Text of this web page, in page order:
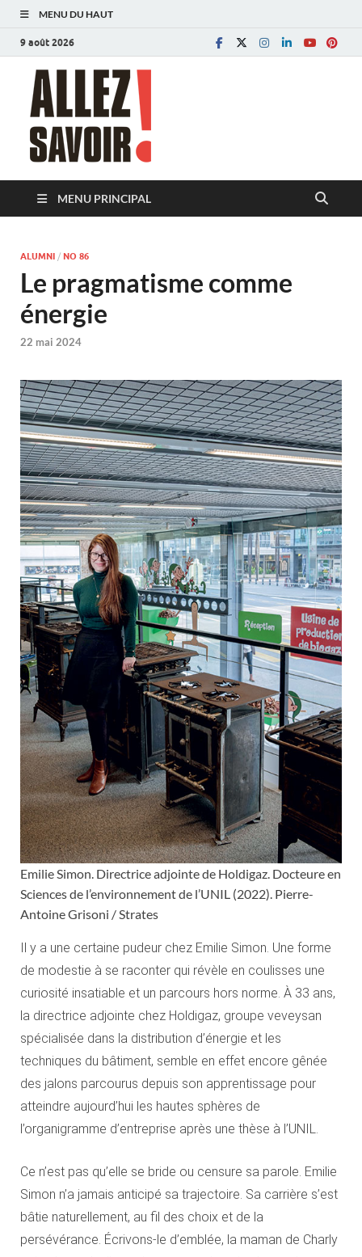
MENU DU HAUT
9 août 2026
MENU PRINCIPAL
ALUMNI / NO 86
Le pragmatisme comme
énergie
22 mai 2024
Emilie Simon. Directrice adjointe de Holdigaz. Docteure en
Sciences de l’environ­nement de l’UNIL (2022). Pierre-
Antoine Grisoni / Strates
Il y a une certaine pudeur chez Emilie Simon. Une forme
de modestie à se raconter qui révèle en coulisses une
curiosité insatiable et un parcours hors norme. À 33 ans,
la directrice adjointe chez Holdigaz, groupe veveysan
spécialisée dans la distribution d’énergie et les
techniques du bâtiment, semble en effet encore gênée
des jalons parcourus depuis son apprentissage pour
atteindre aujourd’hui les hautes sphères de
l’organigramme d’entreprise après une thèse à l’UNIL.
Ce n’est pas qu’elle se bride ou censure sa parole. Emilie
Simon n’a jamais anticipé sa trajectoire. Sa carrière s’est
bâtie naturellement, au fil des choix et de la
persévérance. Écrivons-le d’emblée, la maman de Charly